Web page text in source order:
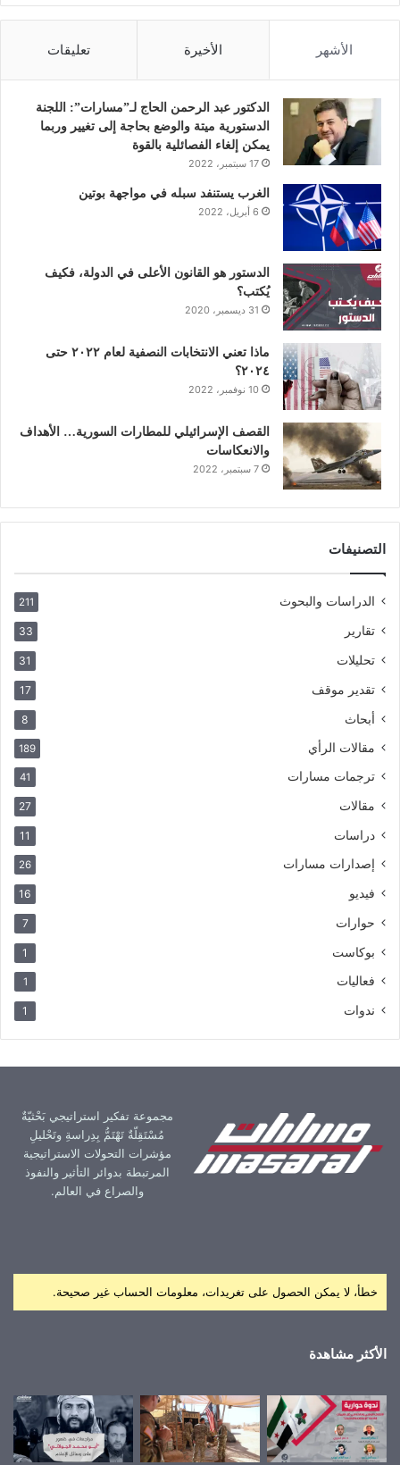
و
ك
ر
د
إ
و
ب
ق
الأشهر الأخيرة تعليقات
الدكتور عبد الرحمن الحاج لـ”مسارات”: اللجنة
الدستورية ميتة والوضع بحاجة إلى تغيير وربما
يمكن إلغاء الفصائلية بالقوة
17 سبتمبر، 2022
الغرب يستنفد سبله في مواجهة بوتين
6 أبريل، 2022
الدستور هو القانون الأعلى في الدولة، فكيف
يُكتب؟
31 ديسمبر، 2020
ماذا تعني الانتخابات النصفية لعام ٢٠٢٢ حتى
٢٠٢٤؟
10 نوفمبر، 2022
القصف الإسرائيلي للمطارات السورية… الأهداف
والانعكاسات
7 سبتمبر، 2022
التصنيفات
الدراسات والبحوث 211
تقارير 33
تحليلات 31
تقدير موقف 17
أبحاث 8
مقالات الرأي 189
ترجمات مسارات 41
مقالات 27
دراسات 11
إصدارات مسارات 26
فيديو 16
حوارات 7
بوكاست 1
فعاليات 1
ندوات 1
مجموعة تفكير استراتيجي بَحْثيّةٌ
مُسْتَقِلّةٌ تَهْتَمُّ بِدِراسةِ وتَحْليلِ
مؤشرات التحولات الاستراتيجية
المرتبطة بدوائر التأثير والنفوذ
والصراع في العالم.
خطأ، لا يمكن الحصول على تغريدات، معلومات الحساب غير صحيحة.
الأكثر مشاهدة